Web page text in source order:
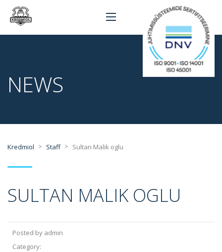
NEWS
Kredmiol > Staff > Sultan Malik oglu
SULTAN MALIK OGLU
Posted by admin
Category: